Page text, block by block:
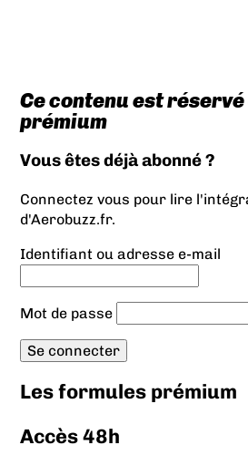
Ce contenu est
prémium
Vous êtes déjà abonné ?
Connectez vous pour lire
d'Aerobuzz.fr.
Identifiant ou adresse e-mail
Mot de passe
Les formules prémium
Accès 48h